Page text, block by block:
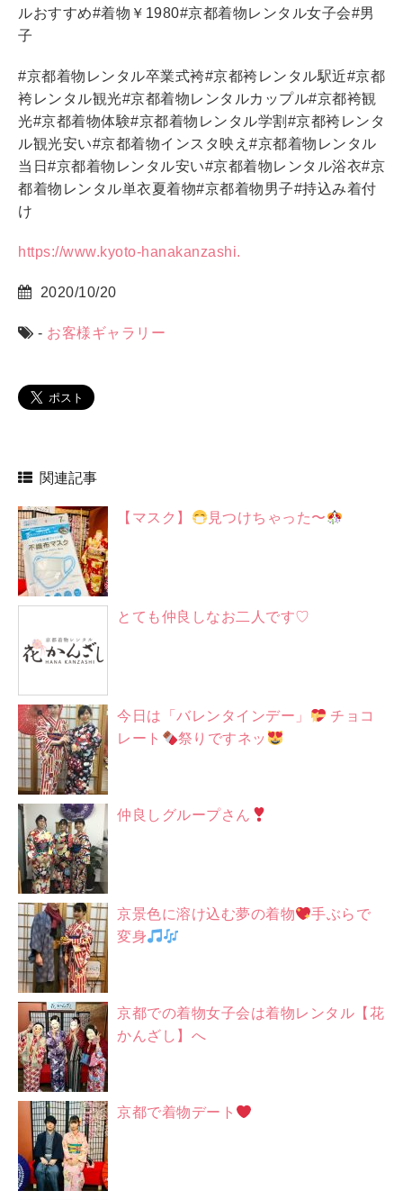
ルおすすめ#着物￥ 1980#京都着物レンタル女子会#男
子
#京都着物レンタル卒業式袴#京都袴レンタル駅近#京都
袴レンタル観光#京都着物レンタルカップル#京都袴観
光#京都着物体験#京都着物レンタル学割 #京都袴レンタ
ル観光安い#京都着物インスタ映え #京都着物レンタル
当日 #京都着物レンタル安い#京都着物レンタル浴衣#京
都着物レンタル単衣夏着物#京都着物男子#持込み着付
け
https://www.kyoto-hanakanzashi.
2020/10/20
- お客様ギャラリー
関連記事
【マスク】 見つけちゃった〜
とても仲良しなお二人です♡
今日は「バレンタインデー」
チョコ
レート
祭りですネッ
仲良しグループさん
京景色に溶け込む夢の着物
手ぶらで
変身
京都での着物女子会は着物レンタル【花
かんざし】へ
京都で着物デート